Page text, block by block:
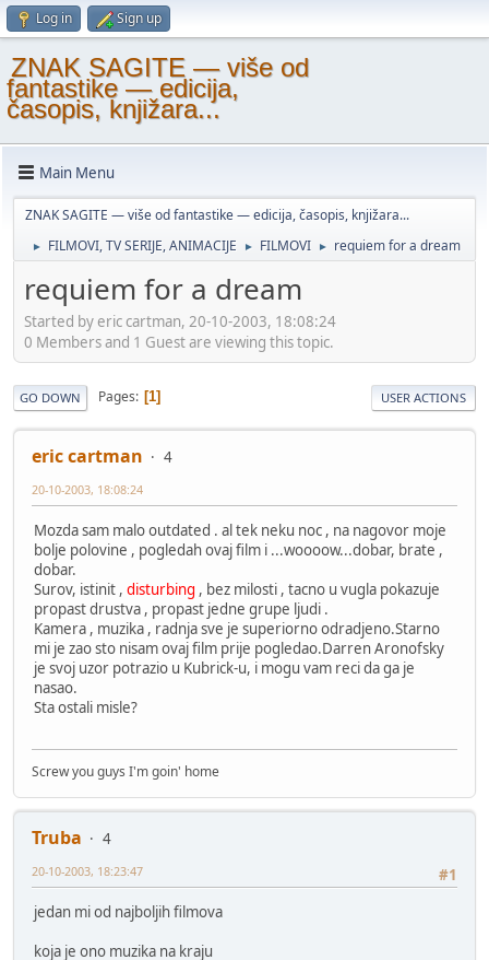
Log in Sign up
ZNAK SAGITE — više od
fantastike — edicija,
časopis, knjižara...
Main Menu
ZNAK SAGITE — više od fantastike — edicija, časopis, knjižara...
► FILMOVI, TV SERIJE, ANIMACIJE ► FILMOVI ► requiem for a dream
requiem for a dream
Started by eric cartman, 20-10-2003, 18:08:24
0 Members and 1 Guest are viewing this topic.
GO DOWN Pages 1 USER ACTIONS
eric cartman 4
20-10-2003, 18:08:24
Mozda sam malo outdated . al tek neku noc , na nagovor moje
bolje polovine , pogledah ovaj film i ...woooow...dobar, brate ,
dobar.
Surov, istinit , disturbing , bez milosti , tacno u vugla pokazuje
propast drustva , propast jedne grupe ljudi .
Kamera , muzika , radnja sve je superiorno odradjeno.Starno
mi je zao sto nisam ovaj film prije pogledao.Darren Aronofsky
je svoj uzor potrazio u Kubrick-u, i mogu vam reci da ga je
nasao.
Sta ostali misle?
Screw you guys I'm goin' home
Truba
4
#1
20-10-2003, 18:23:47
jedan mi od najboljih filmova
koja je ono muzika na kraju